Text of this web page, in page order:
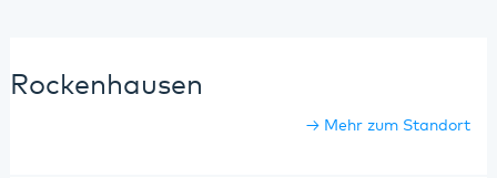
Rockenhausen
Mehr zum Standort